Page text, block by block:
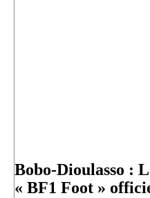
Bobo-Dioulasso :
« BF1 Foot »